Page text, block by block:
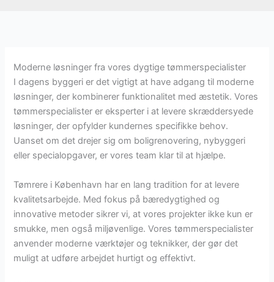
Moderne løsninger fra vores dygtige tømmerspecialister
I dagens byggeri er det vigtigt at have adgang til moderne
løsninger, der kombinerer funktionalitet med æstetik. Vores
tømmerspecialister er eksperter i at levere skræddersyede
løsninger, der opfylder kundernes specifikke behov.
Uanset om det drejer sig om boligrenovering, nybyggeri
eller specialopgaver, er vores team klar til at hjælpe.
Tømrere i København har en lang tradition for at levere
kvalitetsarbejde. Med fokus på bæredygtighed og
innovative metoder sikrer vi, at vores projekter ikke kun er
smukke, men også miljøvenlige. Vores tømmerspecialister
anvender moderne værktøjer og teknikker, der gør det
muligt at udføre arbejdet hurtigt og effektivt.